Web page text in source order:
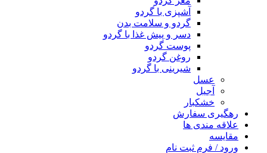
آشپزی با گردو
گردو و سلامت بدن
دسر و پیش غذا با گردو
پوست گردو
روغن گردو
شیرینی با گردو
عسل
آجیل
خشکبار
رهگیری سفارش
علاقه مندی ها
مقایسه
ورود / فرم ثبت نام